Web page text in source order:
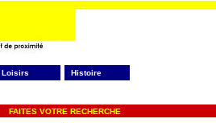
Loisirs Histoire
FAITES VOTRE RECHERCHE